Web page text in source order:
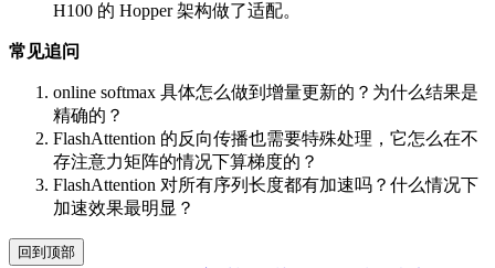
H100 的 Hopper 架构做了适配。
常见追问
online softmax 具体怎么做到增量更新的？为什么结果是
精确的？
FlashAttention 的反向传播也需要特殊处理，它怎么在不
存注意力矩阵的情况下算梯度的？
FlashAttention 对所有序列长度都有加速吗？什么情况下
加速效果最明显？
回到顶部